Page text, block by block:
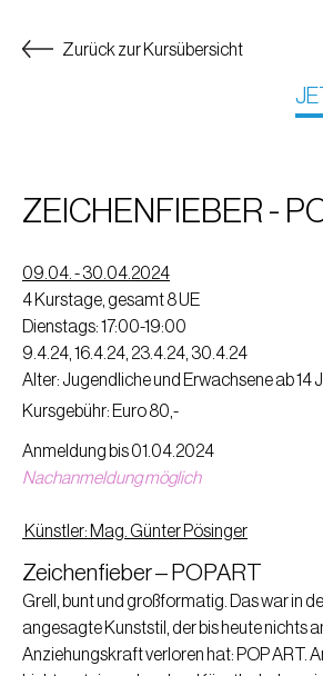
Zurück zur Kursübersicht
ZEICHENFIEBER -
09.04. - 30.04.2024
4 Kurstage, gesamt 8 UE
Dienstags: 17:00-19:00
9.4.24, 16.4.24, 23.4.24, 30.4.24
Alter: Jugendliche und Erwachsene ab 14
Kursgebühr: Euro 80,-
Anmeldung bis 01.04.2024
Nachanmeldung möglich
Künstler: Mag. Günter Pösinger
Zeichenfieber – POPART
Grell, bunt und großformatig. Das war in
angesagte Kunststil, der bis heute nichts
Anziehungskraft verloren hat: POP ART.